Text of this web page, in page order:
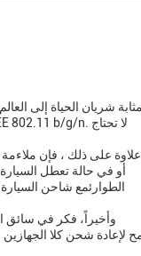
علاوة على ذلك ، فإن
الطوارئمع شاحن
وأخيراً، فكر في سائق